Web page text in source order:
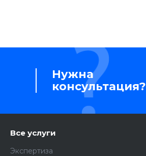
Нужна
консультация?
Все услуги
Экспертиза